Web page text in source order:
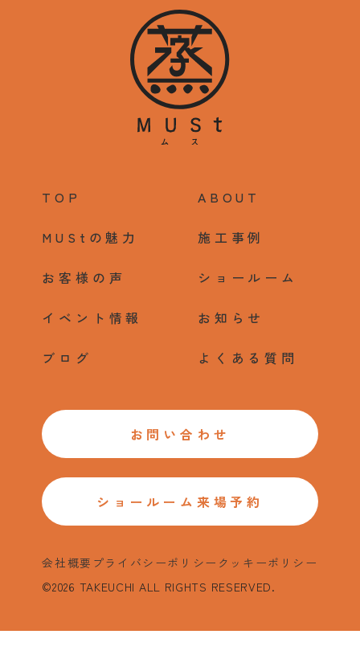
TOP ABOUT
MUStの魅力 施工事例
お客様の声 ショールーム
イベント情報 お知らせ
ブログ よくある質問
お問い合わせ
ショールーム来場予約
会社概要 プライバシーポリシー クッキーポリシー
©2026 TAKEUCHI ALL RIGHTS RESERVED.